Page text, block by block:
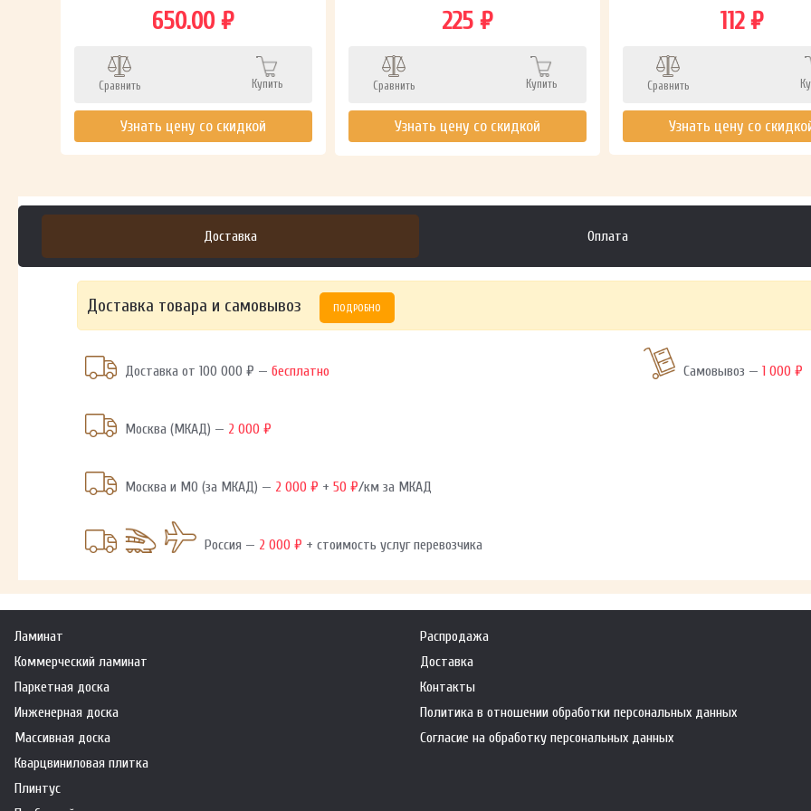
650.00 ₽
Сравнить Купить
Узнать цену со скидкой
225 ₽
Сравнить Купить
Узнать цену со скидкой
112 ₽
Сравнить
Узнать цену со
Доставка Оплата
Доставка товара и самовывоз ПОДРОБНО
Доставка от 100 000 ₽ —бесплатно
Москва (МКАД) — 2 000 ₽
Москва и МО (за МКАД) — 2 000 ₽ +50 ₽/км за МКАД
Россия — 2 000 ₽ + стоимость услуг перевозчика
Самовывоз —1 000 ₽
Ламинат
Коммерческий ламинат
Паркетная доска
Инженерная доска
Массивная доска
Кварцвиниловая плитка
Плинтус
Распродажа
Доставка
Контакты
Политика в отношении обработки персональных данных
Согласие на обработку персональных данных